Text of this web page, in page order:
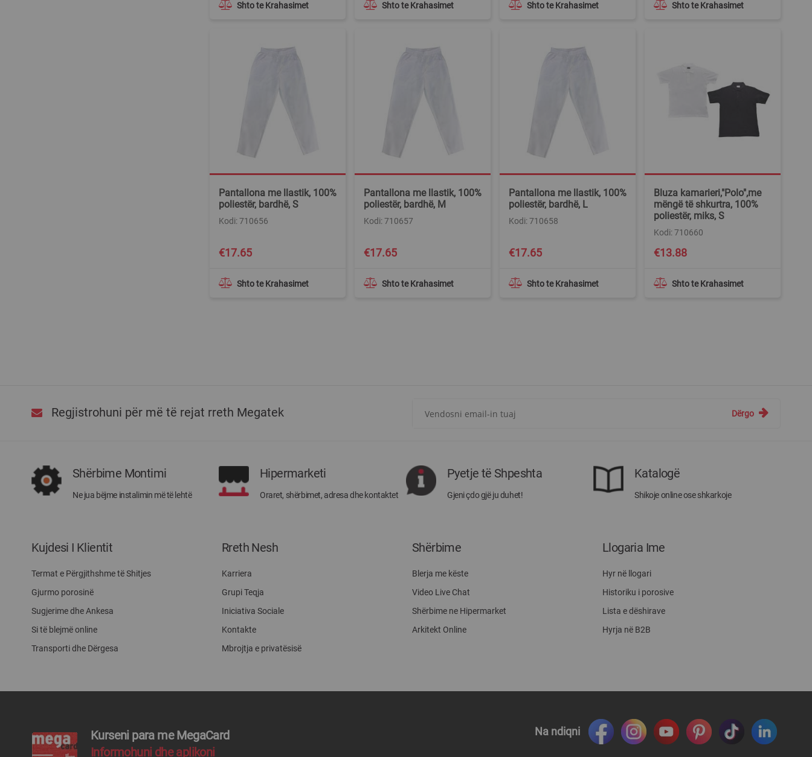
Shto te Krahasimet Shto te Krahasimet Shto te Krahasimet Shto te Krahasimet
Pantallona me llastik, 100%
poliestër, bardhë, S
Kodi: 710656
Shto te Krahasimet
€17.65
Pantallona me llastik, 100%
poliestër, bardhë, M
Kodi: 710657
Shto te Krahasimet
€17.65
Pantallona me llastik, 100%
poliestër, bardhë, L
Kodi: 710658
Shto te Krahasimet
€17.65
Bluza kamarieri,"Polo",me
mëngë të shkurtra, 100%
poliestër, miks, S
Kodi: 710660
Shto te Krahasimet
€13.88
Regjistrohuni për më të rejat rreth Megatek
rreth
Megatek:
Dërgo
Shërbime Montimi
Ne jua bëjme instalimin më të lehtë
Hipermarketi
Oraret, shërbimet, adresa dhe kontaktet
Pyetje të Shpeshta
Gjeni çdo gjë ju duhet!
Katalogë
Shikoje online ose shkarkoje
Kujdesi I Klientit
Termat e Përgjithshme të Shitjes
Gjurmo porosinë
Sugjerime dhe Ankesa
Si të blejmë online
Transporti dhe Dërgesa
Rreth Nesh
Karriera
Grupi Teqja
Iniciativa Sociale
Kontakte
Mbrojtja e privatësisë
Shërbime
Blerja me këste
Video Live Chat
Shërbime ne Hipermarket
Arkitekt Online
Llogaria Ime
Hyr në llogari
Historiku i porosive
Lista e dëshirave
Hyrja në B2B
Kurseni para me MegaCard
Informohuni dhe aplikoni
Na ndiqni